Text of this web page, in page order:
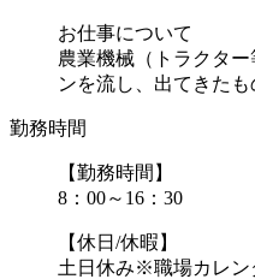
お仕事について
農業機械（トラクタ
ンを流し、出てきた
勤務時間
【勤務時間】
8：00～16：30
【休日/休暇】
土日休み※職場カレン